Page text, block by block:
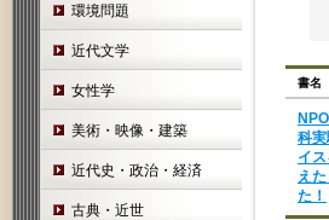
環境問題
近代文学
女性学
美術・映像・建築
近代史・政治・経済
古典・近世
書名
科
イ
え
た！